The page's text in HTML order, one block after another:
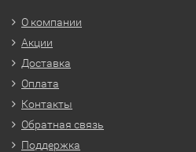
О компании
Акции
Доставка
Оплата
Контакты
Обратная связь
Поддержка